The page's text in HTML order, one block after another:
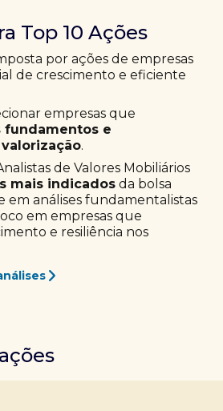
Top 10 Ações
por ações de empresas
de crescimento e eficiente
empresas que
fundamentos e
.
de Valores Mobiliários
mais indicados da bolsa
em análises fundamentalistas
em empresas que
e resiliência nos